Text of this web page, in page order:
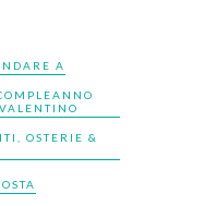
A
OSTERIE &